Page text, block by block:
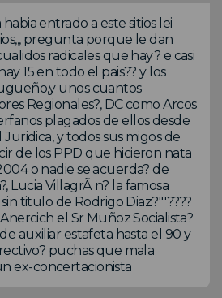
entrado a este sitios lei
pregunta porque le dan
radicales que hay? e casi
15 en todo el pais?? y los
unos cuantos
Regionales?, DC como Arcos
plagados de ellos desde
y todos sus migos de
de los PPD que hicieron nata
o nadie se acuerda? de
Lucia VillagrÃ n? la famosa
titulo de Rodrigo Diaz?'''????
el Sr Muñoz Socialista?
auxiliar estafeta hasta el 90 y
puchas que mala
ex-concertacionista